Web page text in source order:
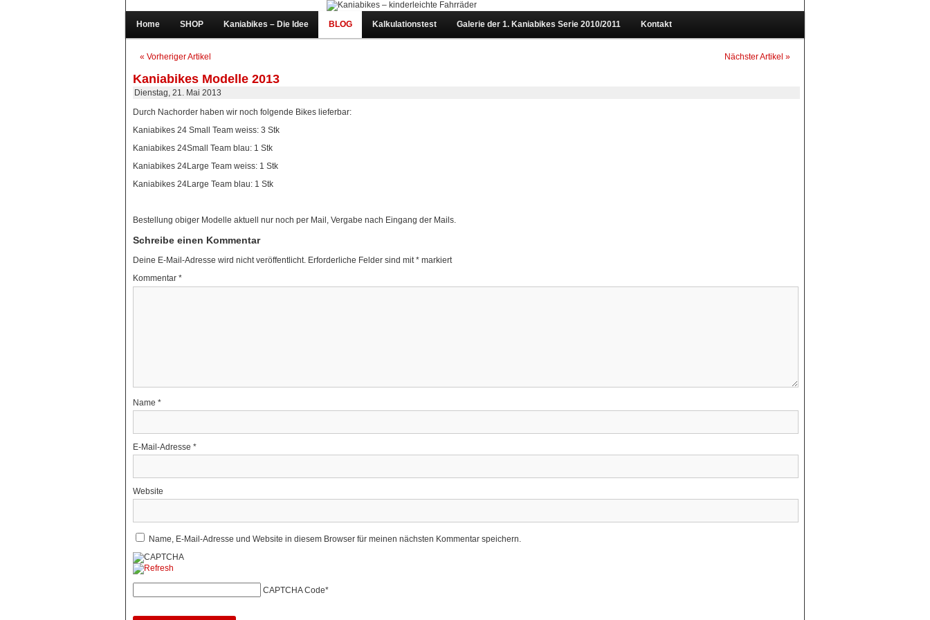
Home SHOP Kaniabikes – Die Idee BLOG Kalkulationstest Galerie der 1. Kaniabikes Serie 2010/2011 Kontakt
« Vorheriger Artikel Nächster Artikel »
Kaniabikes Modelle 2013
Dienstag, 21. Mai 2013
Durch Nachorder haben wir noch folgende Bikes lieferbar:
Kaniabikes 24 Small Team weiss: 3 Stk
Kaniabikes 24Small Team blau: 1 Stk
Kaniabikes 24Large Team weiss: 1 Stk
Kaniabikes 24Large Team blau: 1 Stk
Bestellung obiger Modelle aktuell nur noch per Mail, Vergabe nach Eingang der Mails.
Schreibe einen Kommentar
Deine E-Mail-Adresse wird nicht veröffentlicht. Erforderliche Felder sind mit*markiert
Kommentar *
Name *
E-Mail-Adresse *
Website
Name, E-Mail-Adresse und Website in diesem Browser für meinen nächsten Kommentar speichern.
CAPTCHA Code*